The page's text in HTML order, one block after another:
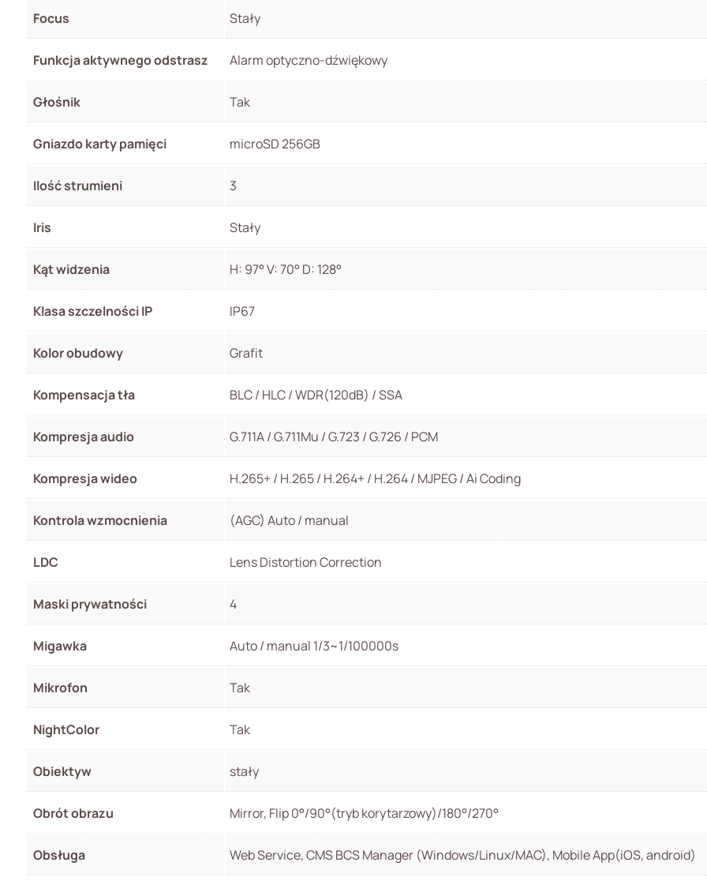
Focus Stały
Funkcja aktywnego odstrasz Alarm optyczno-dźwiękowy
Głośnik Tak
Gniazdo karty pamięci microSD 256GB
Ilość strumieni 3
Iris Stały
Kąt widzenia H: 97° V: 70° D: 128°
Klasa szczelności IP IP67
Kolor obudowy Grafit
Kompensacja tła BLC / HLC / WDR(120dB) / SSA
Kompresja audio G.711A / G.711Mu / G.723 / G.726 / PCM
Kompresja wideo H.265+ / H.265 / H.264+ / H.264 / MJPEG / Ai Coding
Kontrola wzmocnienia (AGC) Auto / manual
LDC Lens Distortion Correction
Maski prywatności 4
Migawka Auto / manual 1/3~1/100000s
Mikrofon Tak
NightColor Tak
Obiektyw stały
Obrót obrazu Mirror, Flip 0°/90°(tryb korytarzowy)/180°/270°
Obsługa Web Service, CMS BCS Manager (Windows/Linux/MAC), Mobile App(iOS, android)